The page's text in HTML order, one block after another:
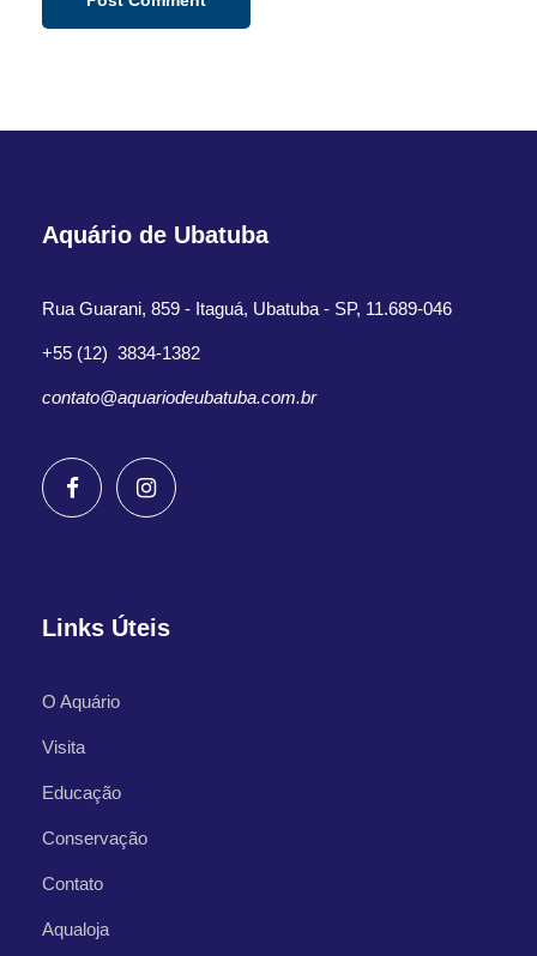
Aquário de Ubatuba
Rua Guarani, 859 - Itaguá, Ubatuba - SP, 11.689-046
+55 (12) 3834-1382
contato@aquariodeubatuba.com.br
Links Úteis
O Aquário
Visita
Educação
Conservação
Contato
Aqualoja